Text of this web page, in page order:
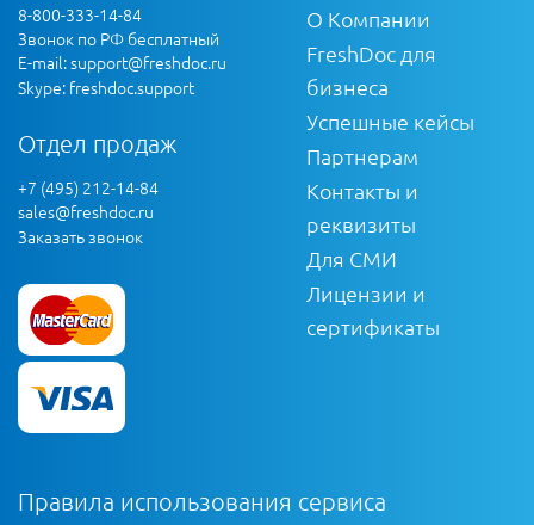
8-800-333-14-84
Звонок по РФ бесплатный
E-mail:support@freshdoc.ru
Skype: freshdoc.support
Отдел продаж
+7 (495) 212-14-84
sales@freshdoc.ru
Заказать звонок
О Компании
FreshDoc для
бизнеса
Успешные кейсы
Партнерам
Контакты и
реквизиты
Для СМИ
Лицензии и
сертификаты
Правила использования сервиса